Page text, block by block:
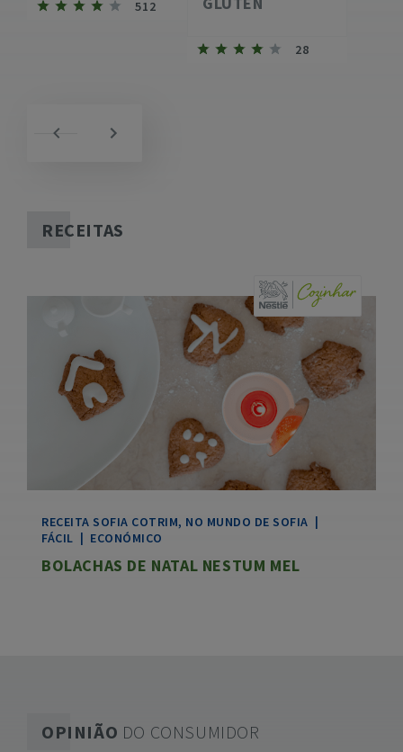
512
28
RECEITAS
RECEITA SOFIA COTRIM, NO MUNDO DE SOFIA |
FÁCIL | ECONÓMICO
BOLACHAS DE NATAL NESTUM MEL
OPINIÃO DO CONSUMIDOR